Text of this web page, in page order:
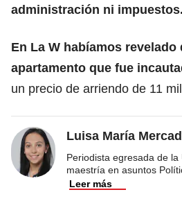
administración ni impuestos.
En La W habíamos
apartamento que fue
un precio de arriendo de 11
Luisa María
Periodista egresada de
maestría en asuntos
Leer más